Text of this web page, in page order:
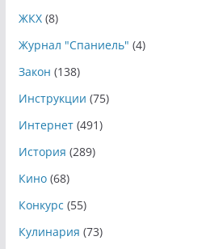
ЖКХ(8)
Журнал "Спаниель" (4)
Закон (138)
Инструкции (75)
Интернет(491)
История (289)
Кино(68)
Конкурс (55)
Кулинария (73)